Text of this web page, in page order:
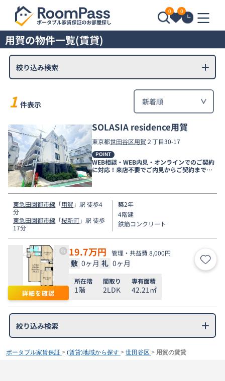
0 0
用賀の物件一覧(賃貸)
絞り込み検索
1 件表示
SOLASIA residence用賀
東京都世田谷区用賀 ２丁目30-17
POINT
WEB相談・WEB内見・オンラインでのご契約
に対応！来店不要でご内見からご契約まで可
能です！初期費用（一部）クレジット決済対
応。詳細はお問い合わせください♪
東急田園都市線 「用賀 」駅 徒歩4
分
東急田園都市線 「桜新町」駅 徒歩
17分
築2年
4階建
鉄筋コンクリート
詳細を確認
19.7万円 管理・共益費 8,000円
敷 0ヶ月 礼 0ヶ月 お気
所在階
1階
間取り
2LDK
専有面積
42.21㎡
絞り込み検索
ポータブル家賃保証 > (賃貸)地域から探す > 世田谷区 > 用賀の賃貸